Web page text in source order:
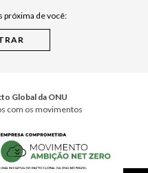
próxima de você:
Global da ONU
com os movimentos